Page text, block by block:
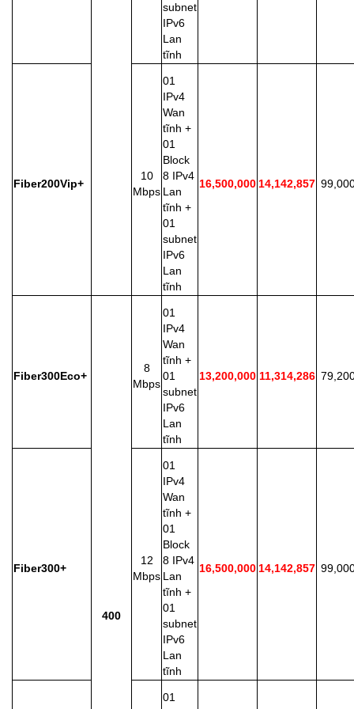
subnet
IPv6
Lan
tĩnh
Fiber200Vip+
10
Mbps
01
IPv4
Wan
tĩnh +
01
Block
8 IPv4
Lan
tĩnh +
01
subnet
IPv6
Lan
tĩnh
16,500,000 14,142,857
Fiber300Eco+
400
8
Mbps
01
IPv4
Wan
tĩnh +
01
subnet
IPv6
Lan
tĩnh
13,200,000 11,314,286
Fiber300+
12
Mbps
01
IPv4
Wan
tĩnh +
01
Block
8 IPv4
Lan
tĩnh +
01
subnet
IPv6
Lan
tĩnh
16,500,000 14,142,857
01